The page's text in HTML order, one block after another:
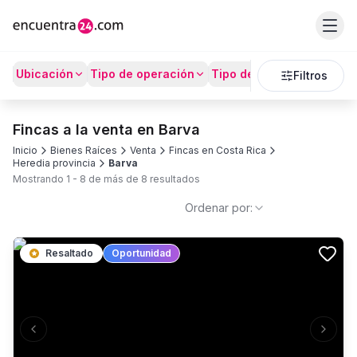
Ubicación Tipo de operación Tipo de Propiedad
Filtros
Fincas a la venta en Barva
Inicio Bienes Raíces Venta
Fincas en Costa Rica
Heredia provincia
Barva
Mostrando 1 - 8 de más de 8 resultados
Ordenar por:
Previous slide Next
Resaltado Oportunidad